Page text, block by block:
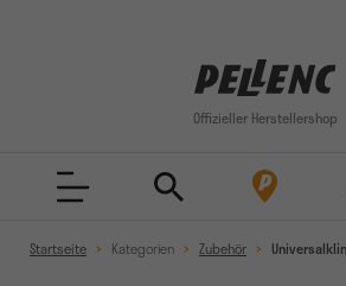
Offizieller Herstellershop
Startseite Kategorien Zubehör